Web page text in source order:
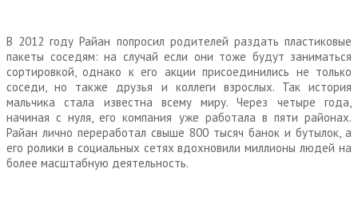
В 2012 году Райан попросил родителей раздать пластиковые
пакеты соседям: на случай если они тоже будут заниматься
сортировкой, однако к его акции присоединились не только
соседи, но также друзья и коллеги взрослых. Так история
мальчика стала известна всему миру. Через четыре года,
начиная с нуля, его компания уже работала в пяти районах.
Райан лично переработал свыше 800 тысяч банок и бутылок, а
его ролики в социальных сетях вдохновили миллионы людей на
более масштабную деятельность.